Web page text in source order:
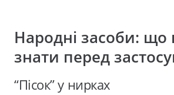
Народні засоби:
знати перед
“Пісок” у нирках